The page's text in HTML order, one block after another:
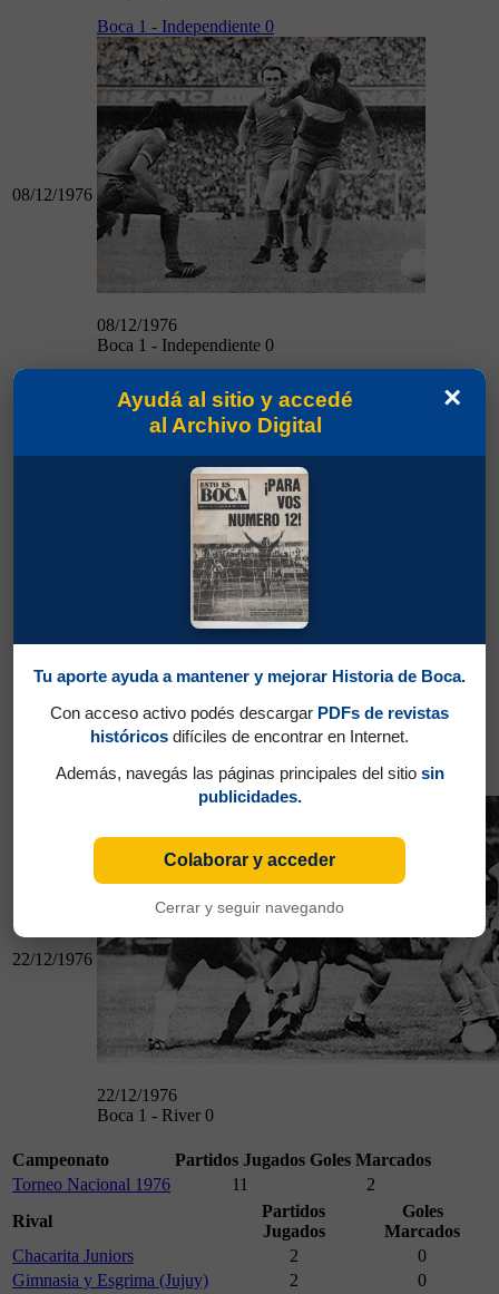
08/12/1976
Boca 1 - Independiente 0
08/12/1976
Boca 1 - Independiente 0
Boca 2 - Quilmes 1
14/12/1976
Boca 2 - Quilmes 1
22/12/1976
Boca 1 - River 0
22/12/1976
Boca 1 - River 0
Campeonato Partidos Jugados Goles Marcados
Torneo Nacional 1976
11
2
Rival
Partidos
Jugados
Goles
Marcados
Chacarita Juniors
2
0
Gimnasia y Esgrima (Jujuy)
2 0
×
Ayudá al sitio y accedé
al Archivo Digital
Tu aporte ayuda a mantener y mejorar Historia de Boca.
Con acceso activo podés descargar PDFs de revistas
históricos difíciles de encontrar en Internet.
Además, navegás las páginas principales del sitio sin
publicidades.
Colaborar y acceder
Cerrar y seguir navegando